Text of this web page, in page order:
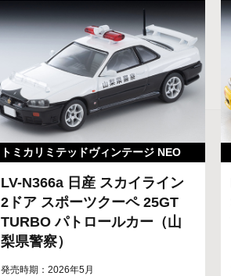
トミカリミテッドヴィンテージ NEO
LV-N366a 日産 スカイライン
2ドア スポーツクーペ 25GT
TURBO パトロールカー（山
梨県警察）
発売時期：2026年5月